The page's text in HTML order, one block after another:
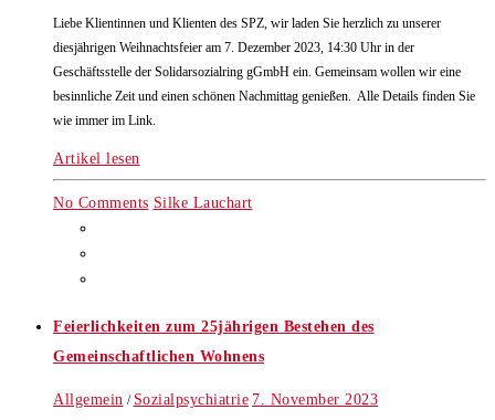
Liebe Klientinnen und Klienten des SPZ, wir laden Sie herzlich zu unserer
diesjährigen Weihnachtsfeier am 7. Dezember 2023, 14:30 Uhr in der
Geschäftsstelle der Solidarsozialring gGmbH ein. Gemeinsam wollen wir eine
besinnliche Zeit und einen schönen Nachmittag genießen. Alle Details finden Sie
wie immer im Link.
Artikel lesen
No Comments Silke Lauchart
Feierlichkeiten zum 25jährigen Bestehen des
Gemeinschaftlichen Wohnens
Allgemein / Sozialpsychiatrie 7. November 2023